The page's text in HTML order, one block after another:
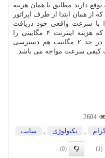
توقع دارند مطابق با همان هزینه
همان ابتدا از طرف اپراتور
با سرعت واقعی خود دریافت
نمایند. چونكه برای مثال كاربرانی كه هزینه اینترنت ۴ مگابیتی را
پرداخت می كنند حتی به سرعتی در حد ۲ مگابیت هم دسترسی
كیفی سرعت مواجه می باشد.
2604
تكنولوژی سایت
(1)
(0)